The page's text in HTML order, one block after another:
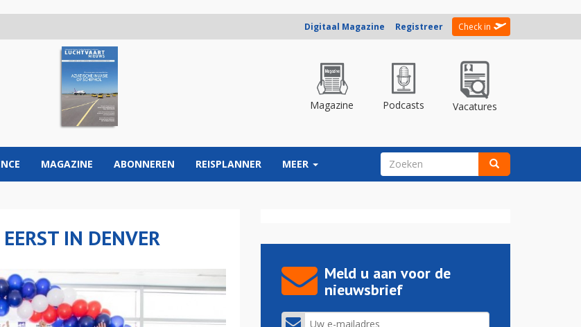
Digitaal Magazine Registreer Check in
Magazine Podcasts Vacatures
MAGAZINE ABONNEREN REISPLANNER MEER ZOEKVELD
IN DENVER
Meld u aan voor de
nieuwsbrief